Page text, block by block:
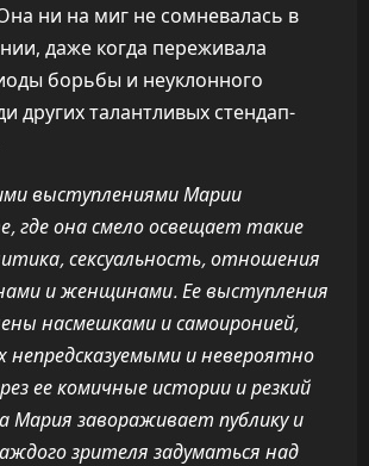
ни на миг не сомневалась в
даже когда переживала
борьбы и неуклонного
других талантливых стендап-
выступлениями Марии
где она смело освещает такие
сексуальность, отношения
и женщинами. Ее выступления
насмешками и самоиронией,
непредсказуемыми и невероятно
ее комичные истории и резкий
Мария завораживает публику и
зрителя задуматься над